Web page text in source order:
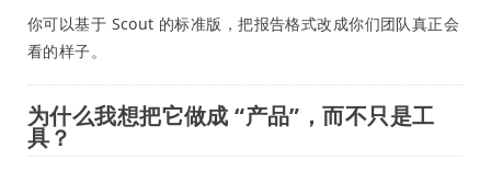
你可以基于 Scout 的标准版，把报告格式改成你们团队真正会
看的样子。
为什么我想把它做成 “产品”，而不只是工
具？